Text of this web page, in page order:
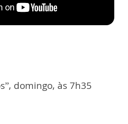
domingo, às 7h35